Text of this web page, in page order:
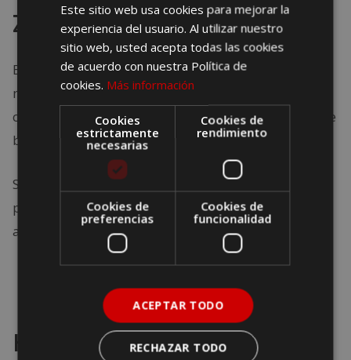
Zurich Airport – Suiza
El aeropuerto de Zúrich es moderno, funcional y
muy apreciado por los pasajeros de tránsito. Tiene
cabinas privadas para dormir, duchas y servicios de
bienestar.
Su ubicación estratégica lo hace un punto ideal
para quienes buscanservicios para viajeros
alta calidad.
Hong Kong International
Este sitio web usa cookies para mejorar la
experiencia del usuario. Al utilizar nuestro
sitio web, usted acepta todas las cookies
de acuerdo con nuestra Política de
cookies. Más información
Cookies
estrictamente
necesarias
Cookies de
rendimiento
Cookies de
preferencias
Cookies de
funcionalidad
ACEPTAR TODO
RECHAZAR TODO